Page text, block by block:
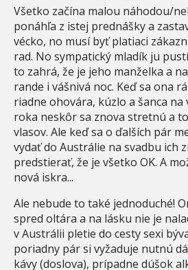
Všetko začína malou náhodou/
ponáhľa z istej prednášky a
vécko, no musí byť platiaci
rad. No sympatický mladík ju
to zahrá, že je jeho manželka a
rande i vášnivá noc. Keď sa ona
riadne ohovára, kúzlo a šanca na
roka neskôr sa znova stretnú a
vlasov. Ale keď sa o ďalších pár
vydať do Austrálie na svadbu ich
predstierať, že je všetko OK. A
nová iskra...
Ale nebude to také jednoduché!
spred oltára a na lásku nie je
v Austrálii pletie do cesty sexi
poriadny pár si vyžaduje nutnú
kávy (doslova), prípadne dúšok